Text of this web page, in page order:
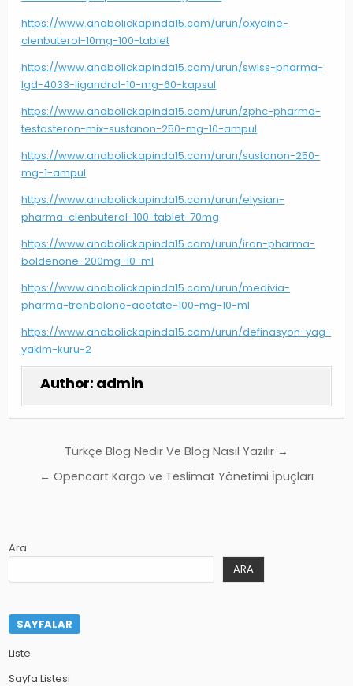
https://www.anabolickapinda15.com/urun/oxydine-
clenbuterol-10mg-100-tablet
https://www.anabolickapinda15.com/urun/swiss-pharma-
lgd-4033-ligandrol-10-mg-60-kapsul
https://www.anabolickapinda15.com/urun/zphc-pharma-
testosteron-mix-sustanon-250-mg-10-ampul
https://www.anabolickapinda15.com/urun/sustanon-250-
mg-1-ampul
https://www.anabolickapinda15.com/urun/elysian-
pharma-clenbuterol-100-tablet-70mg
https://www.anabolickapinda15.com/urun/iron-pharma-
boldenone-200mg-10-ml
https://www.anabolickapinda15.com/urun/medivia-
pharma-trenbolone-acetate-100-mg-10-ml
https://www.anabolickapinda15.com/urun/definasyon-yag-
yakim-kuru-2
Author: admin
gezinmesi
Türkçe Blog Nedir Ve Blog Nasıl Yazılır →
← Opencart Kargo ve Teslimat Yönetimi İpuçları
Ara
ARA
SAYFALAR
Liste
Sayfa Listesi